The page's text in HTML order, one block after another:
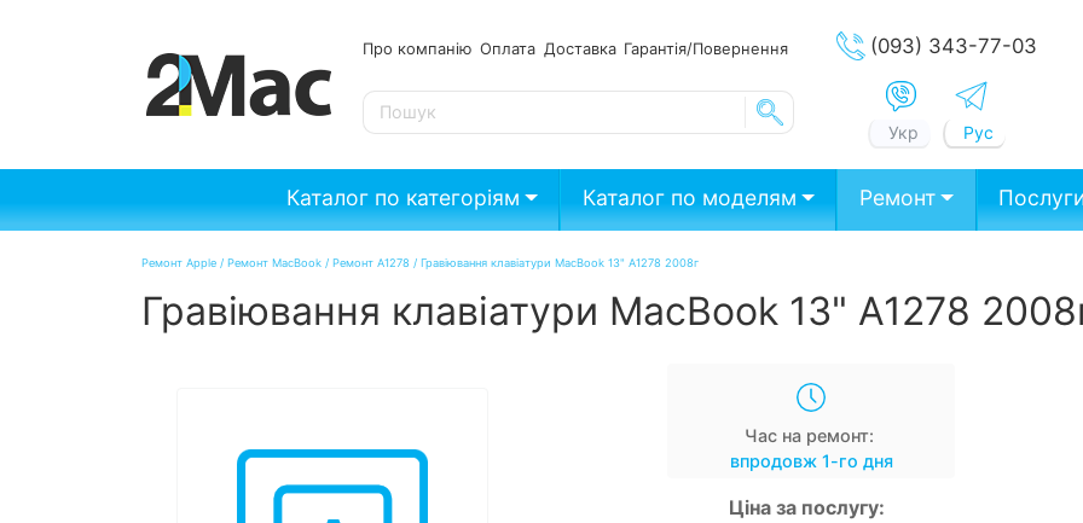
Про компанію Оплата Доставка Гарантія/Повернення
SE
(093) 343-77-03
Укр Рус
Каталог по категоріям Каталог по моделям Ремонт
Ремонт Apple / Ремонт MacBook / Ремонт A1278 / Гравіювання клавіатури MacBook 13" А1278 2008г
Гравіювання клавіатури MacBook 13" А1278
Час на ремонт:
впродовж 1-го дня
Ціна за послугу: